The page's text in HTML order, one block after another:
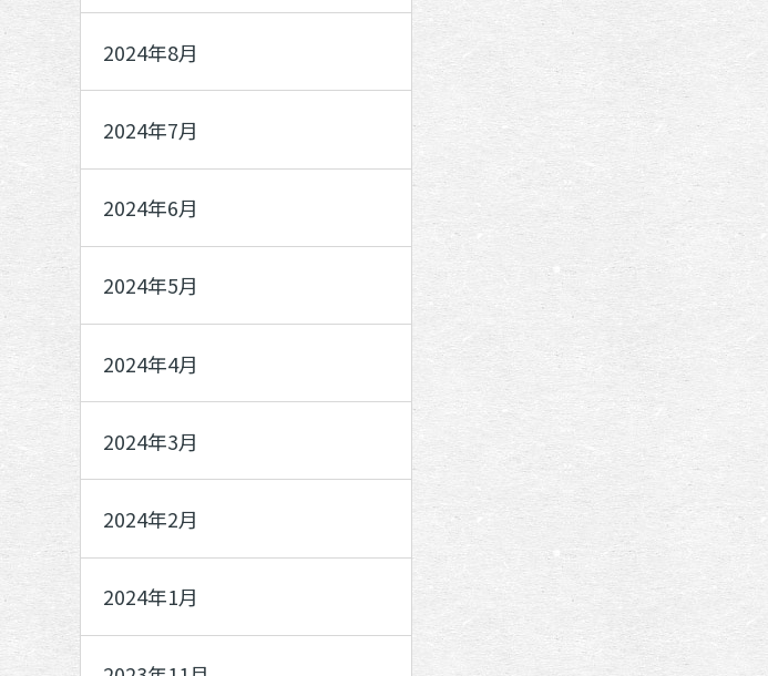
2024年8月
2024年7月
2024年6月
2024年5月
2024年4月
2024年3月
2024年2月
2024年1月